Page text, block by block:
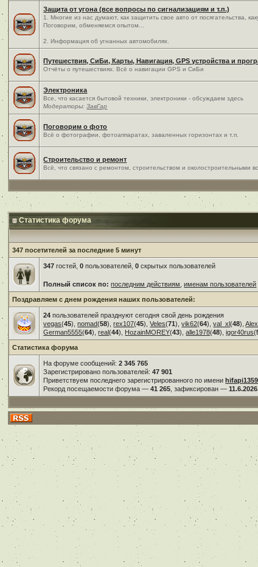
Защита от угона (все вопросы по сигнализациям и т.п.)
1. Многие из нас думают, как защитить свое авто от посягательства,
Поговорим, обменяемся опытом...
2. Информация об угнанных автомобилях.
Путешествия, СиБи, Карты, Навигация, GPS устройства и
Отчёты о путешествиях. Всё о навигации GPS и СиБи
Электроника
Все, что касается бытовой техники, электроники - обсуждаем здесь
Модераторы:ЗавГар
Поговорим о фото
Всё о фотографии, фотоаппаратах, заваленных горизонтах и т.п.
Строительство и ремонт
Всё, что связано с ремонтом, строительством и околостроительными
Статистика форума
347 посетителей за последние 5 минут
347 гостей,0 пользователей,0 скрытых пользователей
Полный список по: последним действиям ,именам пользователей
Поздравляем с днем рождения наших пользователей:
24 пользователей празднуют сегодня свой день рождения
vegas(45),nomad(58),rex107(45),Veles(71),vik62(64),val_xl(48),
German5555(64),real(44), HozainMOREY(43),alle1978(48),igor40rus(
Статистика форума
На форуме сообщений:2 345 765
Зарегистрировано пользователей:47 901
Приветствуем последнего зарегистрированного по имениhifapi1359
Рекорд посещаемости форума —41 265 , зафиксирован —